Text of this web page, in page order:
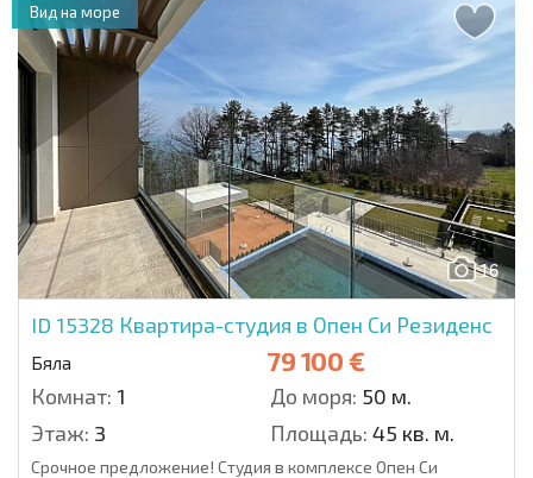
16
ID 15328 Квартира-студия в Опен Си Резиденс
Бяла 79 100 €
Комнат: 1 До моря: 50 м.
Этаж: 3 Площадь: 45 кв. м.
Вид на море
Срочное предложение! Студия в комплексе Опен Си